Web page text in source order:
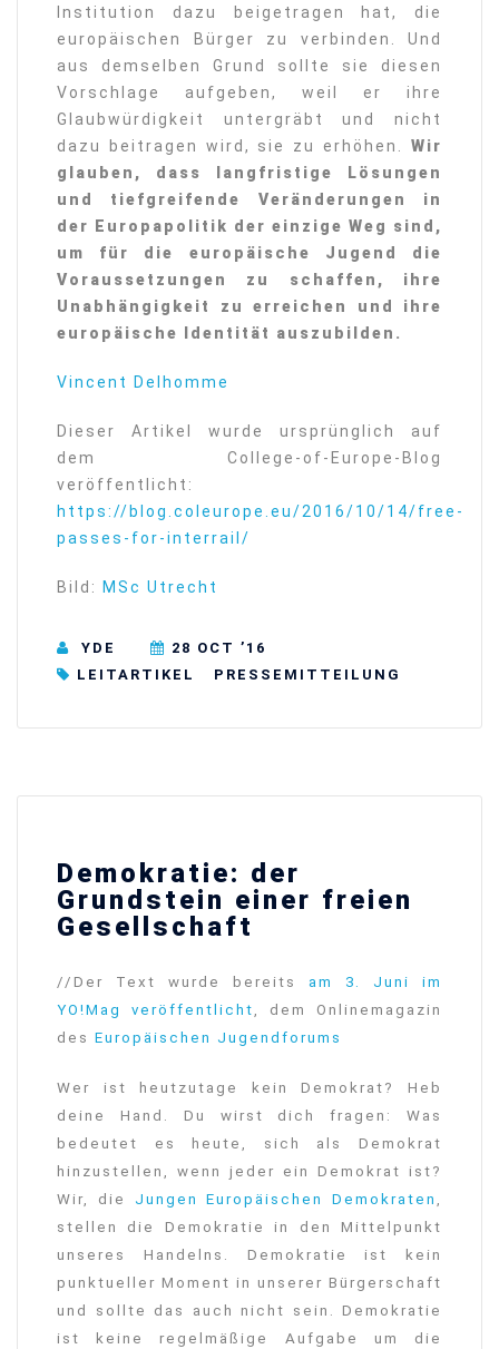
Institution dazu beigetragen hat, die
europäischen Bürger zu verbinden. Und
aus demselben Grund sollte sie diesen
Vorschlage aufgeben, weil er ihre
Glaubwürdigkeit untergräbt und nicht
dazu beitragen wird, sie zu erhöhen. Wir
glauben, dass langfristige Lösungen
und tiefgreifende Veränderungen in
der Europapolitik der einzige Weg sind,
um für die europäische Jugend die
Voraussetzungen zu schaffen, ihre
Unabhängigkeit zu erreichen und ihre
europäische Identität auszubilden.
Vincent Delhomme
Dieser Artikel wurde ursprünglich auf
dem College-of-Europe-Blog
veröffentlicht:
https://blog.coleurope.eu/2016/10/14/free-
passes-for-interrail/
Bild: MSc Utrecht
YDE
28 OCT ’16
LEITARTIKEL
⁠⁠⁠PRESSEMITTEILUNG
Demokratie: der
Grundstein einer freien
Gesellschaft
//Der Text wurde bereits am 3. Juni im
YO!Mag veröffentlicht, dem Onlinemagazin
des Europäischen Jugendforums
Wer ist heutzutage kein Demokrat? Heb
deine Hand. Du wirst dich fragen: Was
bedeutet es heute, sich als Demokrat
hinzustellen, wenn jeder ein Demokrat ist?
Wir, die
Jungen Europäischen Demokraten ,
stellen die Demokratie in den Mittelpunkt
unseres Handelns. Demokratie ist kein
punktueller Moment in unserer Bürgerschaft
und sollte das auch nicht sein. Demokratie
ist keine regelmäßige Aufgabe um die